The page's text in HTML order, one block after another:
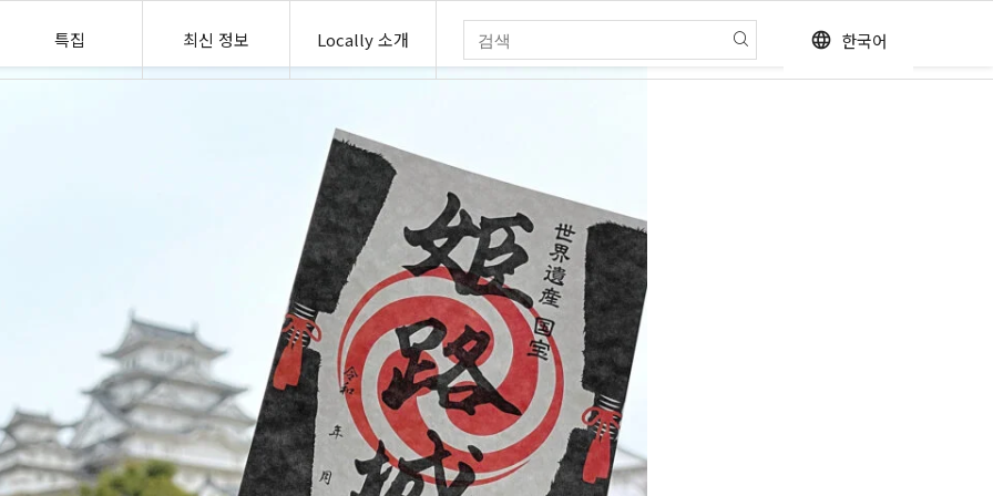
특집 최신 정보 Locally 소개 language 한국어